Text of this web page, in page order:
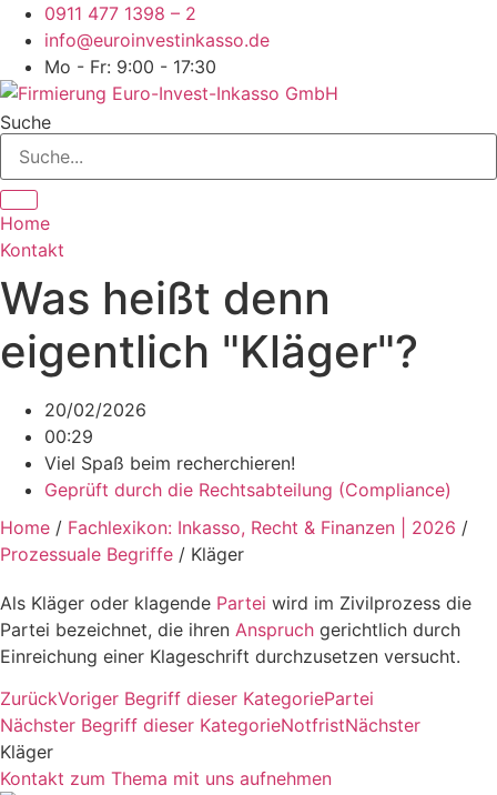
Zum
Inhalt
springen
0911 477 1398 – 2
info@euroinvestinkasso.de
Mo - Fr: 9:00 - 17:30
Suche
Home
Kontakt
Was heißt denn
eigentlich "Kläger"?
20/02/2026
00:29
Viel Spaß beim recherchieren!
Geprüft durch die Rechtsabteilung (Compliance)
Home / Fachlexikon: Inkasso, Recht & Finanzen | 2026 /
Prozessuale Begriffe / Kläger
Als Kläger oder klagende Partei wird im Zivilprozess die
Partei bezeichnet, die ihren Anspruch gerichtlich durch
Einreichung einer Klageschrift durchzusetzen versucht.
ZurückVoriger Begriff dieser KategoriePartei
Nächster Begriff dieser KategorieNotfristNächster
Kläger
Kontakt zum Thema mit uns aufnehmen